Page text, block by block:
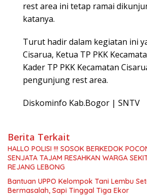
rest area ini tetap ramai
katanya.
Turut hadir dalam kegiatan ini
Cisarua, Ketua TP PKK
Kader TP PKK Kecamatan
pengunjung rest area.
Diskominfo Kab.Bogor | SNTV
Berita Terkait
HALLO POLISI !!! SOSOK BERKEDOK
SENJATA TAJAM RESAHKAN WARGA
REJANG LEBONG
Bantuan UPPO Kelompok Tani Lembu
Bermasalah, Sapi Tinggal Tiga Ekor